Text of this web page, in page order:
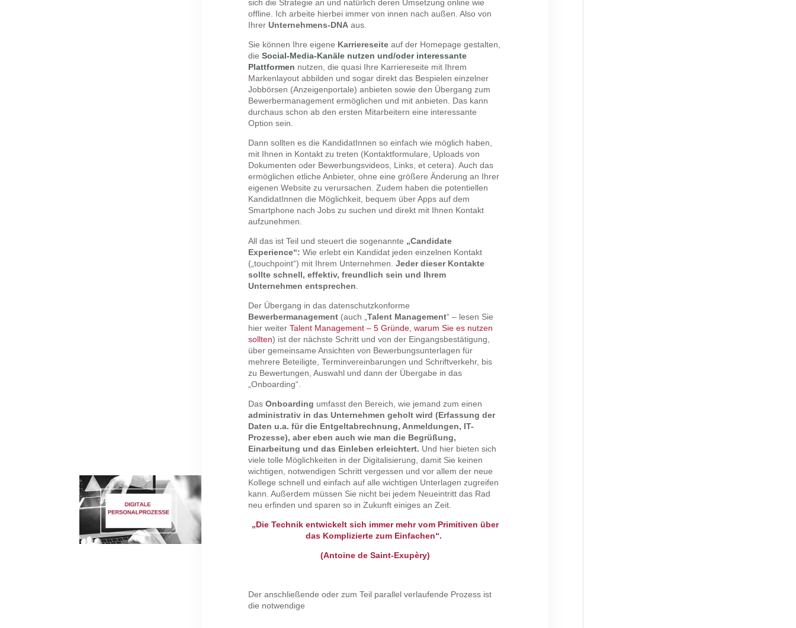
sich die Strategie an und natürlich deren Umsetzung online wie
offline. Ich arbeite hierbei immer von innen nach außen. Also von
IhrerUnternehmens-DNA aus.
Sie können Ihre eigene Karriereseite auf der Homepage gestalten,
dieSocial-Media-Kanäle nutzen und/oder interessante
Plattformen nutzen, die quasi Ihre Karriereseite mit Ihrem
Markenlayout abbilden und sogar direkt das Bespielen einzelner
Jobbörsen (Anzeigenportale) anbieten sowie den Übergang zum
Bewerbermanagement ermöglichen und mit anbieten. Das kann
durchaus schon ab den ersten Mitarbeitern eine interessante
Option sein.
Dann sollten es die KandidatInnen so einfach wie möglich haben,
mit Ihnen in Kontakt zu treten (Kontaktformulare, Uploads von
Dokumenten oder Bewerbungsvideos, Links, et cetera). Auch das
ermöglichen etliche Anbieter, ohne eine größere Änderung an Ihrer
eigenen Website zu verursachen. Zudem haben die potentiellen
KandidatInnen die Möglichkeit, bequem über Apps auf dem
Smartphone nach Jobs zu suchen und direkt mit Ihnen Kontakt
aufzunehmen.
All das ist Teil und steuert die sogenannte „Candidate
Experience“: Wie erlebt ein Kandidat jeden einzelnen Kontakt
(„touchpoint“) mit Ihrem Unternehmen.Jeder dieser Kontakte
sollte schnell, effektiv, freundlich sein und Ihrem
Unternehmen entsprechen
Der Übergang in das datenschutzkonforme
Bewerbermanagement (auch „Talent Management“ – lesen Sie
hier weiterTalent Management – 5 Gründe, warum Sie es nutzen
sollten) ist der nächste Schritt und von der Eingangsbestätigung,
über gemeinsame Ansichten von Bewerbungsunterlagen für
mehrere Beteiligte, Terminvereinbarungen und Schriftverkehr, bis
zu Bewertungen, Auswahl und dann der Übergabe in das
„Onboarding“.
DasOnboarding umfasst den Bereich, wie jemand zum einen
administrativ in das Unternehmen geholt wird (Erfassung der
Daten u.a. für die Entgeltabrechnung, Anmeldungen, IT-
Prozesse), aber eben auch wie man die Begrüßung,
Einarbeitung und das Einleben erleichtert. Und hier bieten sich
viele tolle Möglichkeiten in der Digitalisierung, damit Sie keinen
wichtigen, notwendigen Schritt vergessen und vor allem der neue
Kollege schnell und einfach auf alle wichtigen Unterlagen zugreifen
kann. Außerdem müssen Sie nicht bei jedem Neueintritt das Rad
neu erfinden und sparen so in Zukunft einiges an Zeit.
„Die Technik entwickelt sich immer mehr vom Primitiven über
das Komplizierte zum Einfachen“.
(Antoine de Saint-Exupèry)
Der anschließende oder zum Teil parallel verlaufende Prozess ist
die notwendige